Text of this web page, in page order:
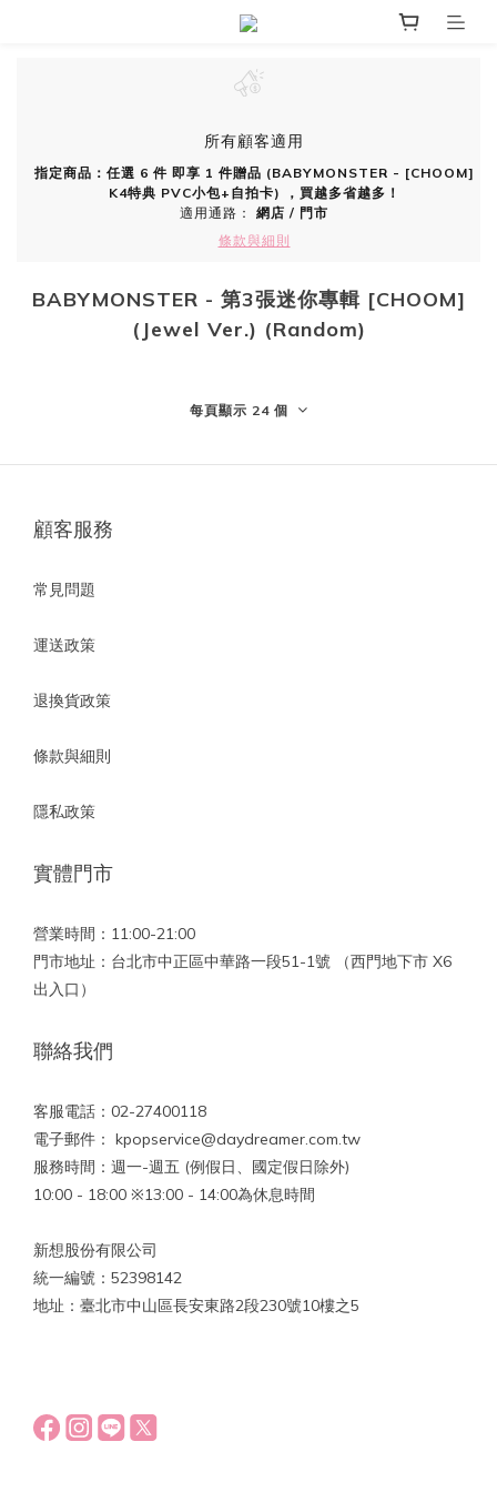
所有顧客適用
指定商品：任選 6 件 即享 1 件贈品 (BABYMONSTER - [CHOOM]
K4特典 PVC小包+自拍卡) ，買越多省越多！
適用通路： 網店 / 門市
條款與細則
BABYMONSTER - 第3張迷你專輯 [CHOOM]
(Jewel Ver.) (Random)
每頁顯示 24 個
顧客服務
常見問題
運送政策
退換貨政策
條款與細則
隱私政策
實體門市
營業時間：11:00-21:00
門市地址：台北市中正區中華路一段51-1號 （西門地下市 X6
出入口）
聯絡我們
客服電話：02-27400118
電子郵件： kpopservice@daydreamer.com.tw
服務時間：週一-週五 (例假日、國定假日除外)
10:00 - 18:00 ※13:00 - 14:00為休息時間
新想股份有限公司
統一編號：52398142
地址：臺北市中山區長安東路2段230號10樓之5